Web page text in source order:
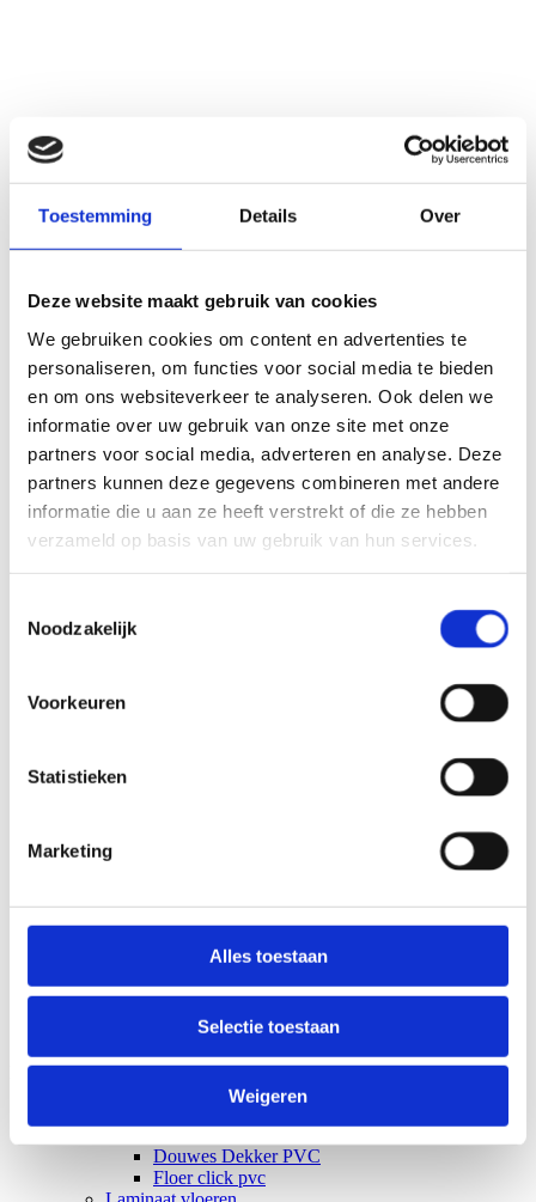
Toestemming Details Over
Deze website maakt gebruik van cookies
We gebruiken cookies om content en advertenties te
personaliseren, om functies voor social media te bieden
en om ons websiteverkeer te analyseren. Ook delen we
informatie over uw gebruik van onze site met onze
partners voor social media, adverteren en analyse. Deze
partners kunnen deze gegevens combineren met andere
informatie die u aan ze heeft verstrekt of die ze hebben
verzameld op basis van uw gebruik van hun services.
Noodzakelijk
Voorkeuren
Statistieken
Marketing
Alles toestaan
Selectie toestaan
Weigeren
Menu
Douwes Dekker PVC
Floer click pvc